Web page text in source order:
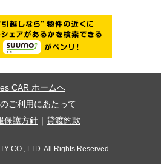
CAR ホームへ
ご利用にあたって
保護方針
貸渡約款
CO., LTD. All Rights Reserved.